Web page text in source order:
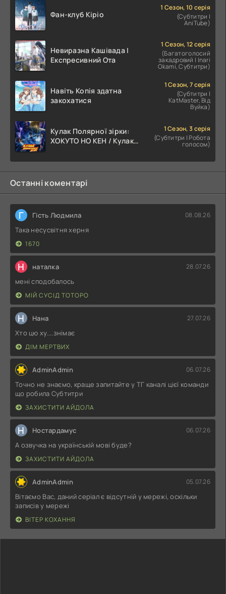
Фан-клуб Кіріо
1 Сезон, 10 серія
(Субтитри |
AniTube)
Невиразна Кашівада І
Експресивний Ота
1 Сезон, 12 серія
(Багатоголосий
закадровий | Inari
Okami, Субтитри)
Навіть Копія здатна
закохатися
1 Сезон, 7 серія
(Субтитри |
KatMaster, Від
Вуйка)
Кулак Полярної зірки:
ХОКУТО НО КЕН / Кулак
1 Сезон, 3 серія
(Субтитри | Робота
голосом)
Останні коментарі
Г Гість Людмила 08.08.26
Така несусвітня херня
1670
Н наталка 28.07.26
мені сподобалось
МІЙ СУСІД ТОТОРО
Н Нана 27.07.26
Хто цю ху....знімає
ДІМ МЕРТВИХ
AdminAdmin 06.07.26
Точно не знаємо, краще запитайте у ТГ каналі цієї команди
що робила Субтитри
ЗАХИСТИТИ АЙДОЛА
Н Ностардамус 06.07.26
А озвучка на українській мові буде?
ЗАХИСТИТИ АЙДОЛА
AdminAdmin 05.07.26
Вітаємо Вас, даний серіал є відсутній у мережі, оскільки
записів у мережі
ВІТЕР КОХАННЯ